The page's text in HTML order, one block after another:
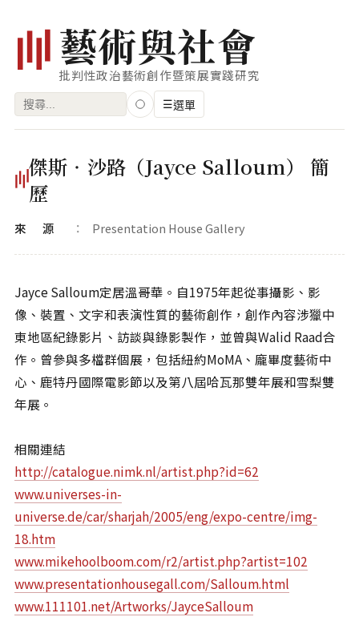
藝術與社會
批判性政治藝術創作暨策展實踐研究
搜
鍵
字:
☰選單
藝術家
關鍵字
標籤雲
相關網站
關於
團隊成員
出版品
傑斯‧沙路（Jayce Salloum） 簡
歷
來源 Presentation House Gallery
Jayce Salloum定居溫哥華。自1975年起從事攝影、影
像、裝置、文字和表演性質的藝術創作，創作內容涉獵中
東地區紀錄影片、訪談與錄影製作，並曾與Walid Raad合
作。曾參與多檔群個展，包括紐約MoMA、龐畢度藝術中
心、鹿特丹國際電影節以及第八屆哈瓦那雙年展和雪梨雙
年展。
相關連結
http://catalogue.nimk.nl/artist.php?id=62
www.universes-in-
universe.de/car/sharjah/2005/eng/expo-centre/img-
18.htm
www.mikehoolboom.com/r2/artist.php?artist=102
www.presentationhousegall.com/Salloum.html
www.111101.net/Artworks/JayceSalloum